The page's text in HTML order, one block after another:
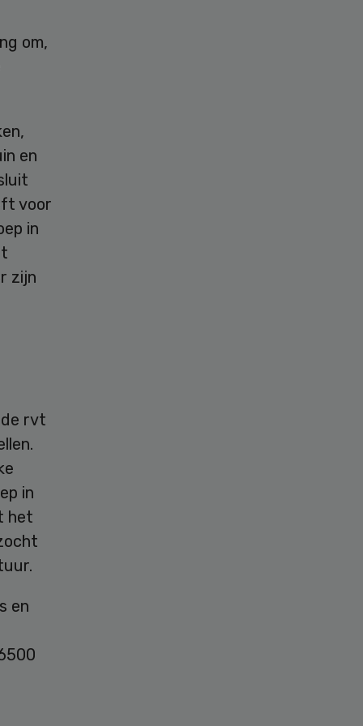
om,
en
voor
in
zijn
rvt
in
het
en